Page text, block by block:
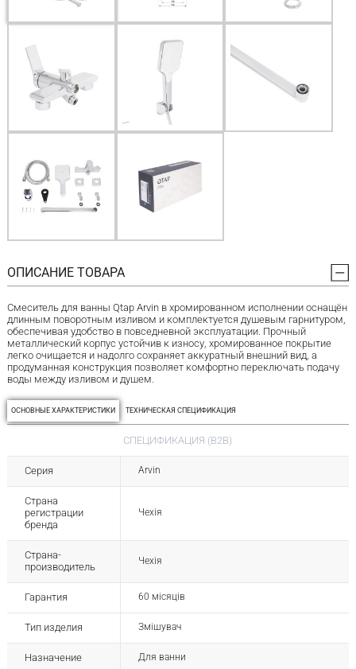
ОПИСАНИЕ ТОВАРА
Смеситель для ванны Qtap Arvin в хромированном исполнении оснащён
длинным поворотным изливом и комплектуется душевым гарнитуром,
обеспечивая удобство в повседневной эксплуатации. Прочный
металлический корпус устойчив к износу, хромированное покрытие
легко очищается и надолго сохраняет аккуратный внешний вид, а
продуманная конструкция позволяет комфортно переключать подачу
воды между изливом и душем.
ОСНОВНЫЕ ХАРАКТЕРИСТИКИ ТЕХНИЧЕСКАЯ СПЕЦИФИКАЦИЯ
СПЕЦИФИКАЦИЯ (B2B)
Серия Arvin
Страна
регистрации
бренда
Чехія
Страна-
производитель
Чехія
Гарантия 60 місяців
Тип изделия Змішувач
Назначение Для ванни